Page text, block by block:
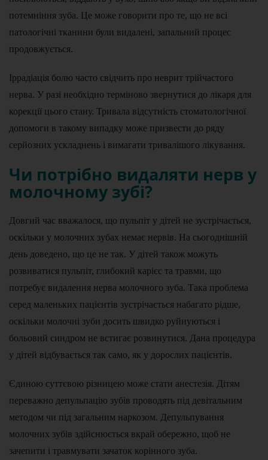
потемніння зуба. Це може говорити про те, що не всі
патологічні тканини були видалені, запальний процес
продовжується.
Іррадіація болю часто свідчить про неврит трійчастого
нерва. У разі необхідно терміново звернутися до лікаря для
корекції цього стану. Тривала відсутність стоматологічної
допомоги в такому випадку може призвести до ряду
серйозних ускладнень і вимагати тривалішого лікування.
Чи потрібно видаляти нерв у
молочному зубі?
Довгий час вважалося, що пульпіт у дітей не зустрічається,
оскільки у молочних зубах немає нервів. На сьогоднішній
день доведено, що це не так. У дітей також можуть
розвиватися пульпіт, глибокий карієс та травми, що
потребує видалення нерва молочного зуба. Така проблема
серед маленьких пацієнтів зустрічається набагато рідше,
оскільки молочні зуби досить швидко руйнуються і
больовий синдром не встигає розвинутися. Дана процедура
у дітей відбувається так само, як у дорослих пацієнтів.
Єдиною суттєвою різницею може стати анестезія. Дітям
переважно депульпацію зубів проводять під девітальним
методом чи під загальним наркозом. Депульпування
молочних зубів здійснюється вкрай обережно, щоб не
зачепити і травмувати зачаток корінного зуба.